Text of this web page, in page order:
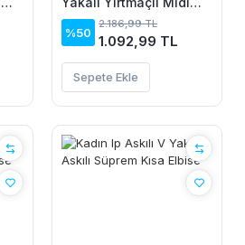
Boy Viskon Elbise
%50
2.186,99 TL
1.092,99 TL
Sepete Ekle